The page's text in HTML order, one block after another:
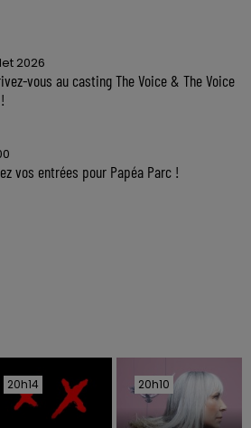
2026
vous au casting The Voice & The Voice
vos entrées pour Papéa Parc !
20h14
20h14 20h10
20h10